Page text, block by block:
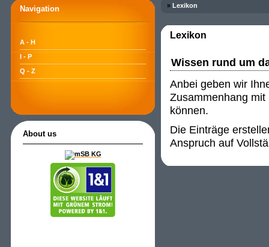
Navigation
A - H
I - P
Q - Z
About us
» Lexikon
Lexikon
Wissen rund um
Anbei geben wir
Zusammenhang
können.
Die Einträge
Anspruch auf